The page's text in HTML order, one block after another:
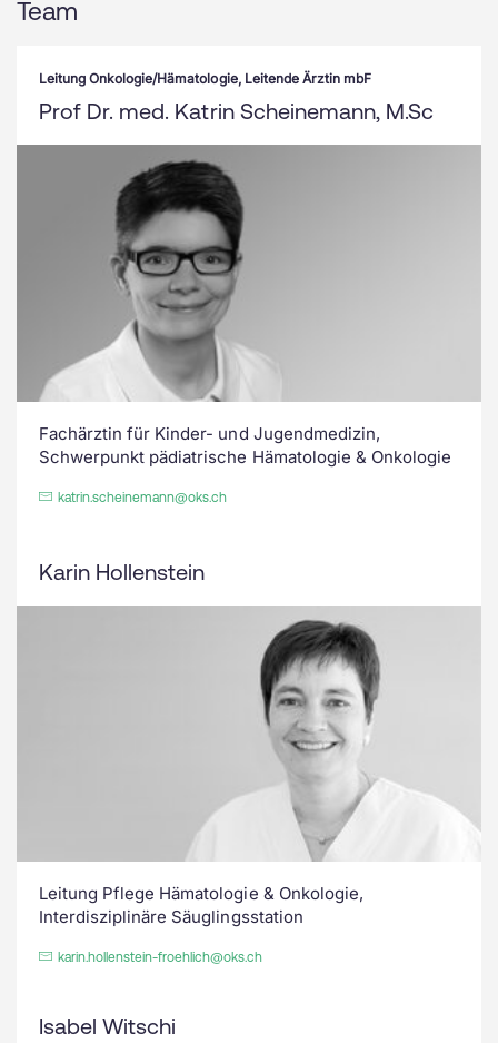
Team
Leitung Onkologie/Hämatologie, Leitende Ärztin mbF
Prof Dr. med. Katrin Scheinemann, M.Sc
Fachärztin für Kinder- und Jugendmedizin,
Schwerpunkt pädiatrische Hämatologie & Onkologie
katrin.scheinemann@oks.ch
Karin Hollenstein
Leitung Pflege Hämatologie & Onkologie,
Interdisziplinäre Säuglingsstation
karin.hollenstein-froehlich@oks.ch
Isabel Witschi